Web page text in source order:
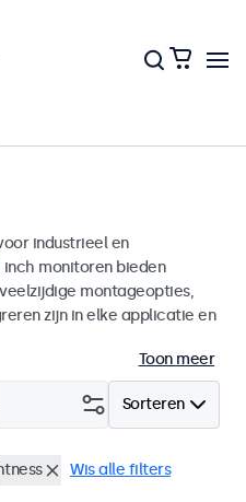
industrieel en
monitoren bieden
montageopties,
zijn in elke applicatie en
Toon meer
Sorteren
Wis alle filters